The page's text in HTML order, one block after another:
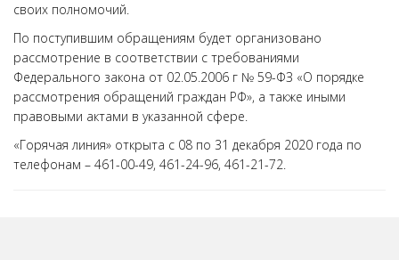
своих полномочий.
По поступившим обращениям будет организовано
рассмотрение в соответствии с требованиями
Федерального закона от 02.05.2006 г № 59-ФЗ «О порядке
рассмотрения обращений граждан РФ», а также иными
правовыми актами в указанной сфере.
«Горячая линия» открыта с 08 по 31 декабря 2020 года по
телефонам – 461-00-49, 461-24-96, 461-21-72.